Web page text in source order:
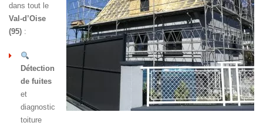
dans tout le
Val-d’Oise
(95) :
Détection
de fuites
et
diagnostic
toiture